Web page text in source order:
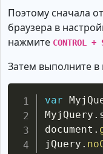
Поэтому сначала
браузера в
нажмите CONTROL
Затем выполните
var
MyjQuery .
document .
jQuery .